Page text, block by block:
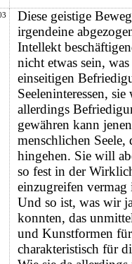
Diese geistige
irgendeine
Intellekt
nicht etwas sein,
einseitigen
Seeleninteressen,
allerdings
gewähren kann
menschlichen Seele,
hingehen. Sie will
so fest in der
einzugreifen vermag
Und so ist, was wir
konnten, das
und Kunstformen für
charakteristisch für